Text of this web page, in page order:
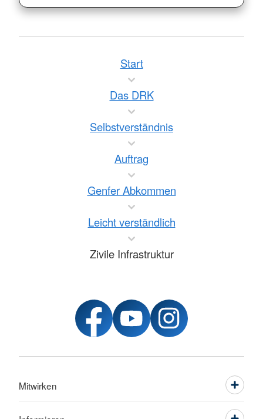
Start
Das DRK
Selbstverständnis
Auftrag
Genfer Abkommen
Leicht verständlich
Zivile Infrastruktur
Mitwirken